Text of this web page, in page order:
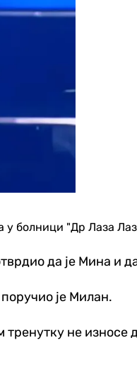
у болници "Др Лаза
да је Мина и
је Милан.
тренутку не